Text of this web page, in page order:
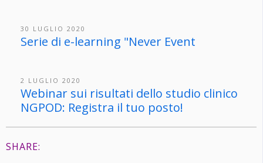
30 LUGLIO 2020
Serie di e-learning "Never Event
2 LUGLIO 2020
Webinar sui risultati dello studio clinico
NGPOD: Registra il tuo posto!
SHARE: